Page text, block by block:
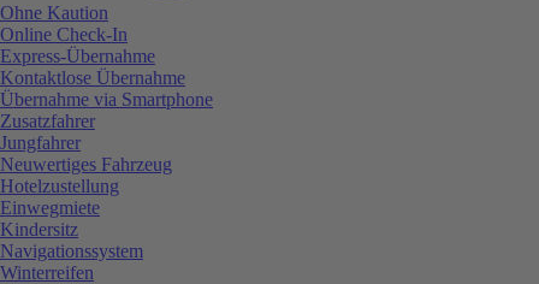
Ohne Kaution
Online Check-In
Express-Übernahme
Kontaktlose Übernahme
Übernahme via Smartphone
Zusatzfahrer
Jungfahrer
Neuwertiges Fahrzeug
Hotelzustellung
Einwegmiete
Kindersitz
Navigationssystem
Winterreifen